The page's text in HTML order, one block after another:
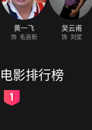
黄一飞
饰 毛良新
吴云甫
饰 刘浆
电影排行榜